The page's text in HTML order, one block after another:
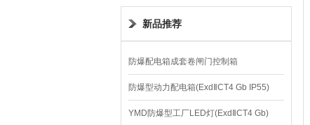
新品推荐
防爆配电箱成套卷闸门控制箱
防爆型动力配电箱(ExdⅡCT4 Gb IP55)
YMD防爆型工厂LED灯(ExdⅡCT4 Gb)